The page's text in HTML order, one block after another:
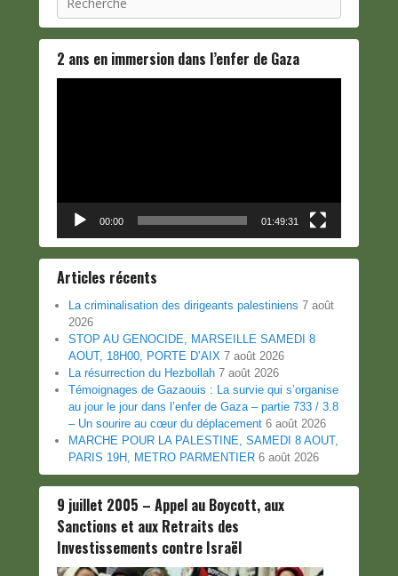
2 ans en immersion dans l’enfer de Gaza
00:00 01:49:31
Articles récents
La criminalisation des dirigeants palestiniens 7 août
2026
STOP AU GENOCIDE, MARSEILLE SAMEDI 8
AOUT, 18H00, PORTE D’AIX 7 août 2026
La résurrection du Hezbollah 7 août 2026
Témoignages de Gazaouis : La survie qui s’organise
au jour le jour dans l’enfer de Gaza – partie 733 / 3.8
– Un sourire au cœur du déplacement 6 août 2026
MARCHE POUR LA PALESTINE, SAMEDI 8 AOUT,
PARIS 19H, METRO PARMENTIER 6 août 2026
9 juillet 2005 – Appel au Boycott, aux
Sanctions et aux Retraits des
Investissements contre Israël